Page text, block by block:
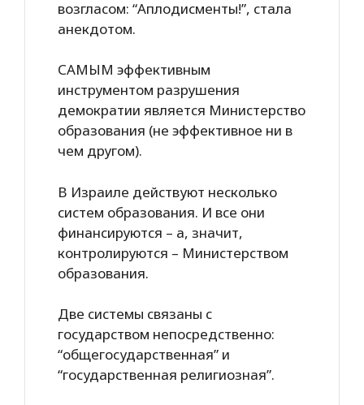
возгласом: “Аплодисменты!”, стала
анекдотом.
САМЫМ эффективным
инструментом разрушения
демократии является Министерство
образования (не эффективное ни в
чем другом).
В Израиле действуют несколько
систем образования. И все они
финансируются – а, значит,
контролируются – Министерством
образования.
Две системы связаны с
государством непосредственно:
“общегосударственная” и
“государственная религиозная”.